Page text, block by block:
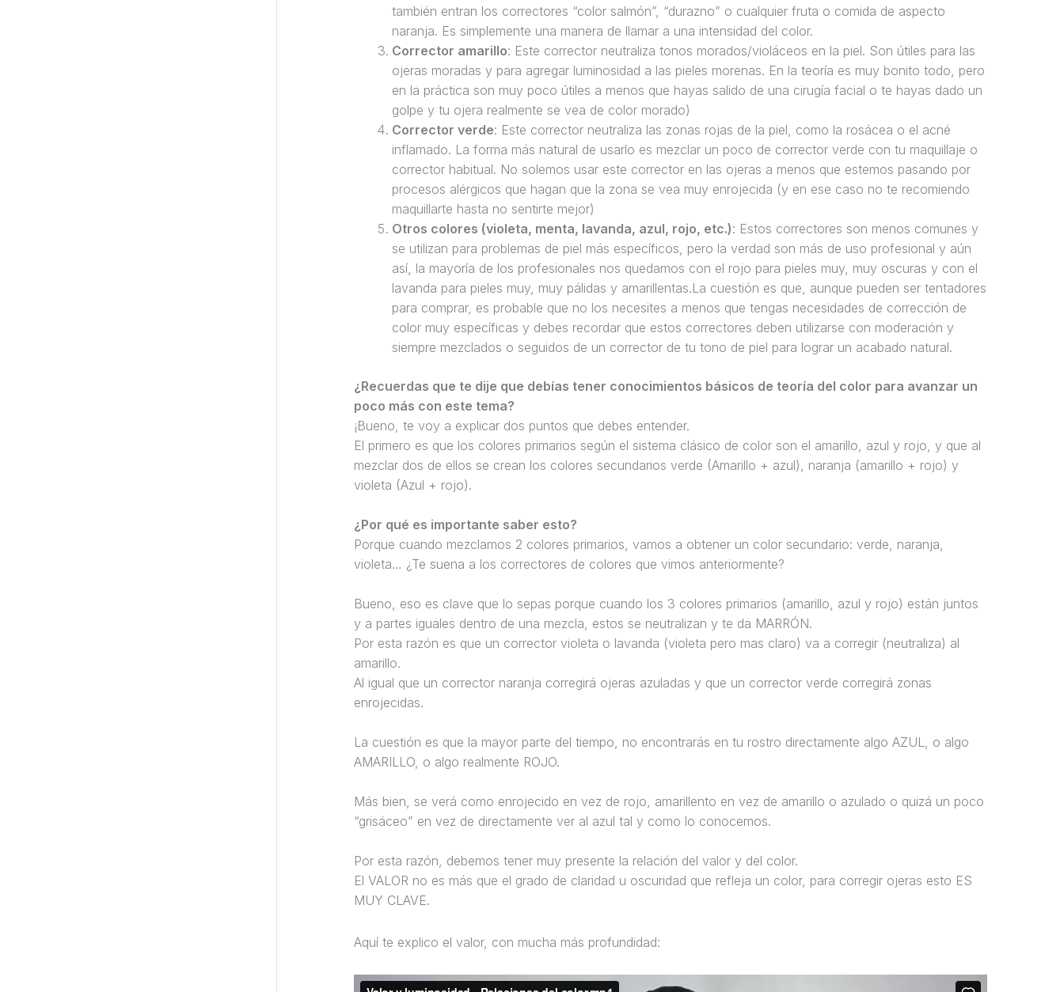
también entran los correctores “color salmón”, “durazno” o cualquier fruta o comida de aspecto
naranja. Es simplemente una manera de llamar a una intensidad del color.
Corrector amarillo: Este corrector neutraliza tonos morados/violáceos en la piel. Son útiles para las
ojeras moradas y para agregar luminosidad a las pieles morenas. En la teoría es muy bonito todo, pero
en la práctica son muy poco útiles a menos que hayas salido de una cirugía facial o te hayas dado un
golpe y tu ojera realmente se vea de color morado)
Corrector verde: Este corrector neutraliza las zonas rojas de la piel, como la rosácea o el acné
inflamado. La forma más natural de usarlo es mezclar un poco de corrector verde con tu maquillaje o
corrector habitual. No solemos usar este corrector en las ojeras a menos que estemos pasando por
procesos alérgicos que hagan que la zona se vea muy enrojecida (y en ese caso no te recomiendo
maquillarte hasta no sentirte mejor)
Otros colores (violeta, menta, lavanda, azul, rojo, etc.): Estos correctores son menos comunes y
se utilizan para problemas de piel más específicos, pero la verdad son más de uso profesional y aún
así, la mayoría de los profesionales nos quedamos con el rojo para pieles muy, muy oscuras y con el
lavanda para pieles muy, muy pálidas y amarillentas.La cuestión es que, aunque pueden ser tentadores
para comprar, es probable que no los necesites a menos que tengas necesidades de corrección de
color muy específicas y debes recordar que estos correctores deben utilizarse con moderación y
siempre mezclados o seguidos de un corrector de tu tono de piel para lograr un acabado natural.
¿Recuerdas que te dije que debías tener conocimientos básicos de teoría del color para avanzar un
poco más con este tema?
¡Bueno, te voy a explicar dos puntos que debes entender.
El primero es que los colores primarios según el sistema clásico de color son el amarillo, azul y rojo, y que al
mezclar dos de ellos se crean los colores secundarios verde (Amarillo + azul), naranja (amarillo + rojo) y
violeta (Azul + rojo).
¿Por qué es importante saber esto?
Porque cuando mezclamos 2 colores primarios, vamos a obtener un color secundario: verde, naranja,
violeta… ¿Te suena a los correctores de colores que vimos anteriormente?
Bueno, eso es clave que lo sepas porque cuando los 3 colores primarios (amarillo, azul y rojo) están juntos
y a partes iguales dentro de una mezcla, estos se neutralizan y te da MARRÓN.
Por esta razón es que un corrector violeta o lavanda (violeta pero mas claro) va a corregir (neutraliza) al
amarillo.
Al igual que un corrector naranja corregirá ojeras azuladas y que un corrector verde corregirá zonas
enrojecidas.
La cuestión es que la mayor parte del tiempo, no encontrarás en tu rostro directamente algo AZUL, o algo
AMARILLO, o algo realmente ROJO.
Más bien, se verá como enrojecido en vez de rojo, amarillento en vez de amarillo o azulado o quizá un poco
“grisáceo” en vez de directamente ver al azul tal y como lo conocemos.
Por esta razón, debemos tener muy presente la relación del valor y del color.
El VALOR no es más que el grado de claridad u oscuridad que refleja un color, para corregir ojeras esto ES
MUY CLAVE.
Aquí te explico el valor, con mucha más profundidad: